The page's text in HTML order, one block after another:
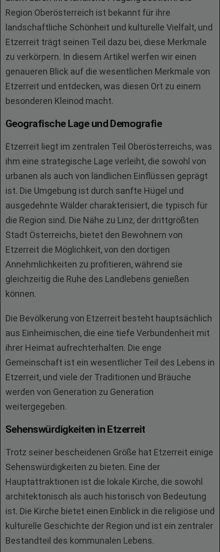
Region Oberösterreich ist bekannt für ihre
landschaftliche Schönheit und kulturelle Vielfalt, und
Etzerreit trägt seinen Teil dazu bei, diese Merkmale
zu verkörpern. In diesem Artikel werfen wir einen
genaueren Blick auf die wesentlichen Merkmale von
Etzerreit und entdecken, was diesen Ort zu einem
besonderen Kleinod macht.
Geografische Lage und Demografie
Etzerreit liegt im zentralen Teil Oberösterreichs, was
ihm eine strategische Lage verleiht, die sowohl von
urbanen als auch von ländlichen Einflüssen geprägt
ist. Die Umgebung ist durch sanfte Hügel und
ausgedehnte Wälder charakterisiert, die typisch für
die Region sind. Die Nähe zu Linz, der drittgrößten
Stadt Österreichs, bietet den Bewohnern von
Etzerreit die Möglichkeit, von den dortigen
Annehmlichkeiten zu profitieren, während sie
gleichzeitig die Ruhe des Landlebens genießen
können.
Die Bevölkerung von Etzerreit besteht hauptsächlich
aus Einheimischen, die eine tiefe Verbundenheit mit
ihrer Heimat aufrechterhalten. Die enge
Gemeinschaft ist ein wesentlicher Teil des Lebens in
Etzerreit, und viele der Traditionen und Bräuche
werden von Generation zu Generation
weitergegeben.
Sehenswürdigkeiten in Etzerreit
Trotz seiner bescheidenen Größe hat Etzerreit einige
Sehenswürdigkeiten zu bieten. Eine der
Hauptattraktionen ist die lokale Kirche, die sowohl
architektonisch als auch historisch von Bedeutung
ist. Die Kirche bietet einen Einblick in die religiöse und
kulturelle Geschichte der Region und ist ein zentraler
Bestandteil des kommunalen Lebens.